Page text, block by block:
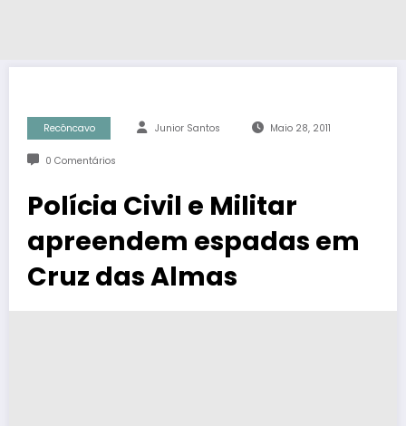
Recôncavo Junior Santos Maio 28, 2011
0 Comentários
Polícia Civil e Militar
apreendem espadas em
Cruz das Almas